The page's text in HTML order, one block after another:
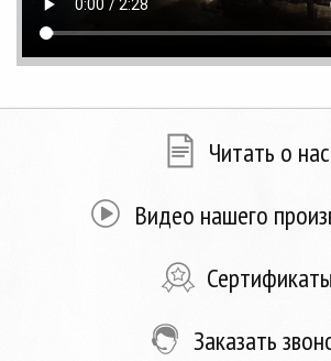
Читать о нас
Видео нашего
Сертификаты
Заказать